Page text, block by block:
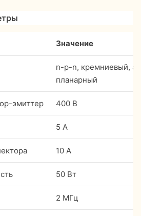
Значение
n-p-n, кремниевый,
планарный
эмиттер 400 В
5 А
10 А
50 Вт
2 МГц